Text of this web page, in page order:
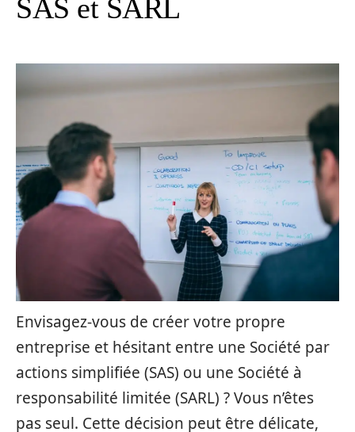
SAS et SARL
Envisagez-vous de créer votre propre
entreprise et hésitant entre une Société par
actions simplifiée (SAS) ou une Société à
responsabilité limitée (SARL) ? Vous n’êtes
pas seul. Cette décision peut être délicate,